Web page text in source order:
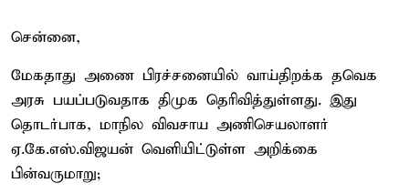
சென்னை,
மேகதாது அணை பிரச்சனையில் வாய்திறக்க தவெக
அரசு பயப்படுவதாக திமுக தெரிவித்துள்ளது. இது
தொடர்பாக, மாநில விவசாய அணிசெயலாளர்
ஏ.கே.எஸ்.விஜயன் வெளியிட்டுள்ள அறிக்கை
பின்வருமாறு;